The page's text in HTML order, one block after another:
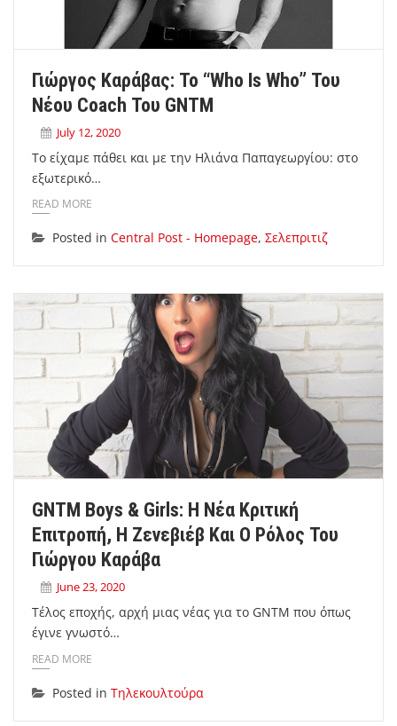
Γιώργος Καράβας: Το “who Is Who” Του
Νέου Coach Του GNTM
July 12, 2020
Το είχαμε πάθει και με την Ηλιάνα Παπαγεωργίου: στο
εξωτερικό…
READ MORE
Posted in Central Post - Homepage, Σελεπριτιζ
GNTM Boys & Girls: Η Νέα Κριτική
Επιτροπή, Η Ζενεβιέβ Και Ο Ρόλος Του
Γιώργου Καράβα
June 23, 2020
Τέλος εποχής, αρχή μιας νέας για το GNTM που όπως
έγινε γνωστό…
READ MORE
Posted in Τηλεκουλτούρα